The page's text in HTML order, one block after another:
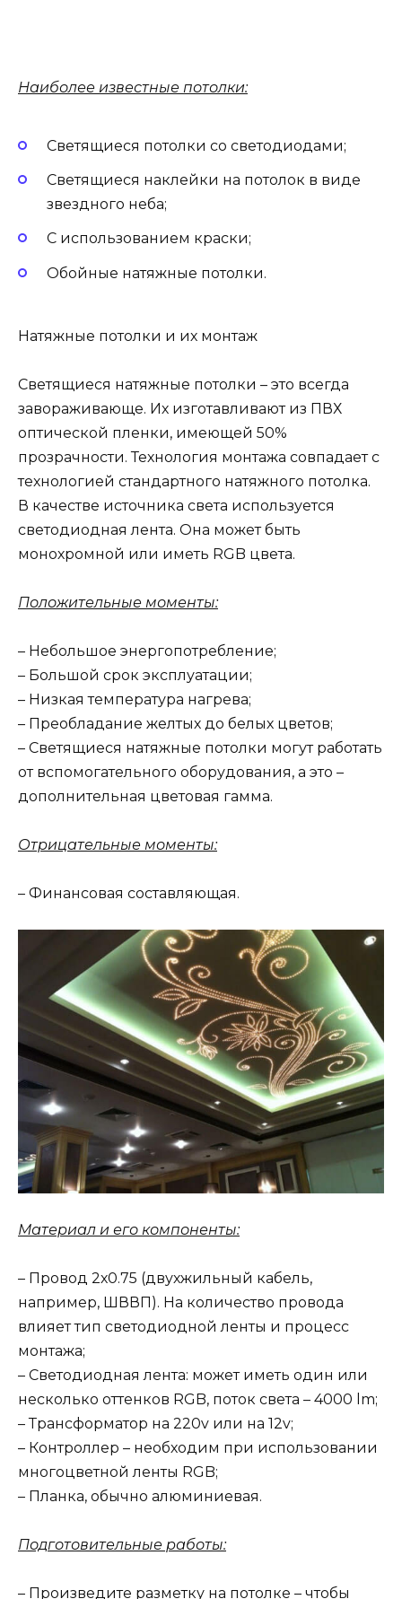
Наиболее известные потолки:
Светящиеся потолки со светодиодами;
Светящиеся наклейки на потолок в виде
звездного неба;
С использованием краски;
Обойные натяжные потолки.
Натяжные потолки и их монтаж
Светящиеся натяжные потолки – это всегда
завораживающе. Их изготавливают из ПВХ
оптической пленки, имеющей 50%
прозрачности. Технология монтажа совпадает с
технологией стандартного натяжного потолка.
В качестве источника света используется
светодиодная лента. Она может быть
монохромной или иметь RGB цвета.
Положительные моменты:
– Небольшое энергопотребление;
– Большой срок эксплуатации;
– Низкая температура нагрева;
– Преобладание желтых до белых цветов;
– Светящиеся натяжные потолки могут работать
от вспомогательного оборудования, а это –
дополнительная цветовая гамма.
Отрицательные моменты:
– Финансовая составляющая.
Материал и его компоненты:
– Провод 2х0.75 (двухжильный кабель,
например, ШВВП). На количество провода
влияет тип светодиодной ленты и процесс
монтажа;
– Светодиодная лента: может иметь один или
несколько оттенков RGB, поток света – 4000 lm;
– Трансформатор на 220v или на 12v;
– Контроллер – необходим при использовании
многоцветной ленты RGB;
– Планка, обычно алюминиевая.
Подготовительные работы:
– Произведите разметку на потолке – чтобы